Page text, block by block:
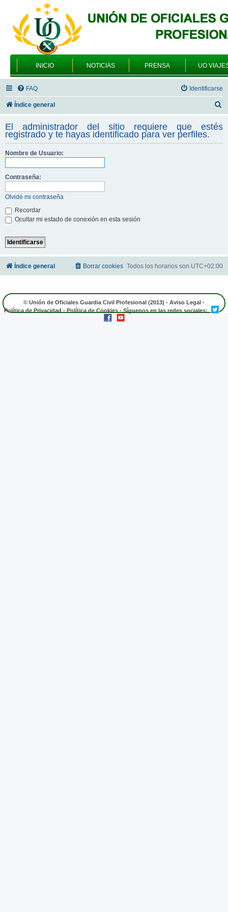
INICIO NOTICIAS PRENSA UO
FAQ Identificarse
Índice general
s
c
El administrador del sitio requiere que estés
registrado y te hayas identificado para ver perfiles.
Nombre de Usuario:
Contraseña:
Olvidé mi contraseña
Recordar
Ocultar mi estado de conexión en esta sesión
Índice general Todos los horarios son UTC+02:00
Borrar cookies
© Unión de Oficiales Guardia Civil Profesional (2013) - Aviso Legal -
Política de Privacidad - Política de Cookies - Síguenos en las redes sociales: